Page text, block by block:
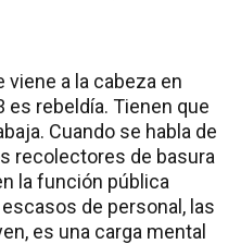
viene a la cabeza en
es rebeldía. Tienen que
Cuando se habla de
recolectores de basura
la función pública
de personal, las
es una carga mental